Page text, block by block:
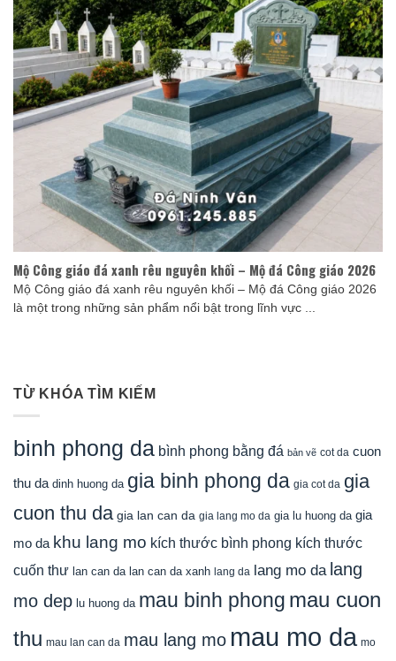
Mộ Công giáo đá xanh rêu nguyên khối – Mộ đá Công giáo 2026
Mộ Công giáo đá xanh rêu nguyên khối – Mộ đá Công giáo 2026
là một trong những sản phẩm nổi bật trong lĩnh vực ...
TỪ KHÓA TÌM KIẾM
binh phong da bình phong bằng đá bản vẽ cot da cuon
thu da dinh huong da gia binh phong da gia cot da gia
cuon thu da gia lan can da gia lang mo da gia lu huong da gia
mo da khu lang mo kích thước bình phong kích thước
cuốn thư lan can da lan can da xanh lang da lang mo da lang
mo dep lu huong da mau binh phong mau cuon
thu mau lan can da mau lang mo mau mo da mo